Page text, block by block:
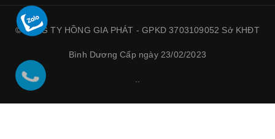
©CÔNG TY HỒNG GIA PHÁT - GPKD 3703109052 Sở KHĐT
Bình Dương Cấp ngày 23/02/2023